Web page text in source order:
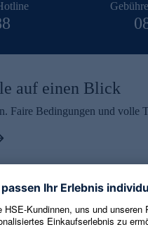
auf einen Blick
Faire Bedingungen und volle
erhalten
und aktuelle Trends,